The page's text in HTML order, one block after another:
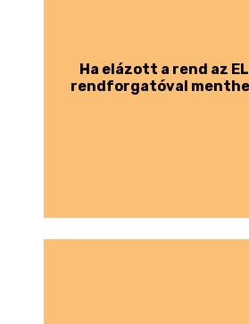
Ha elázott a rend az
rendforgatóval